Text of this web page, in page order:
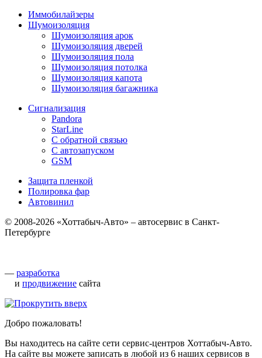
Иммобилайзеры
Шумоизоляция
Шумоизоляция арок
Шумоизоляция дверей
Шумоизоляция пола
Шумоизоляция потолка
Шумоизоляция капота
Шумоизоляция багажника
Сигнализация
Pandora
StarLine
С обратной связью
С автозапуском
GSM
Защита пленкой
Полировка фар
Автовинил
© 2008-2026 «Хоттабыч-Авто» – автосервис в Санкт-
Петербурге
— разработка
и продвижение сайта
Добро пожаловать!
Вы находитесь на сайте сети сервис-центров Хоттабыч-Авто.
На сайте вы можете записать в любой из 6 наших сервисов в